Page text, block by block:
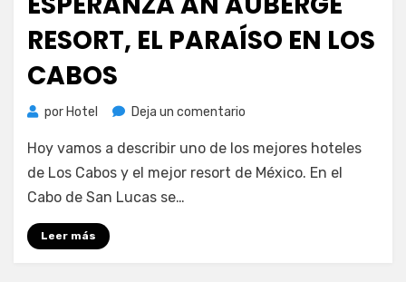
RESORT, EL PARAÍSO EN LOS
CABOS
por Hotel Deja un comentario
an
Auberge
Hoy vamos a describir uno de los mejores hoteles
de Los Cabos y el mejor resort de México. En el
Cabo de San Lucas se…
Leer más